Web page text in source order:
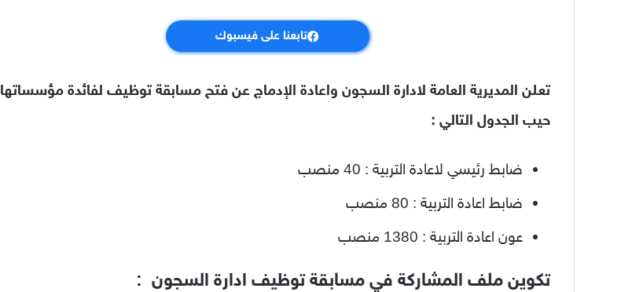
تابعنا على فيسبوك
تعلن المديرية العامة لادارة السجون واعادة الإدماج عن فتح مسابقة توظيف لفائدة مؤسساتها
حيب الجدول التالي :
ضابط رئيسي لاعادة التربية : 40 منصب
ضابط اعادة التربية : 80 منصب
عون اعادة التربية : 1380 منصب
تكوين ملف المشاركة في مسابقة توظيف ادارة السجون :